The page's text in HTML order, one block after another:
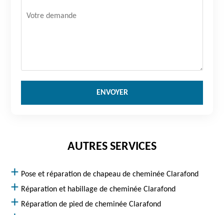
AUTRES SERVICES
Pose et réparation de chapeau de cheminée Clarafond
Réparation et habillage de cheminée Clarafond
Réparation de pied de cheminée Clarafond